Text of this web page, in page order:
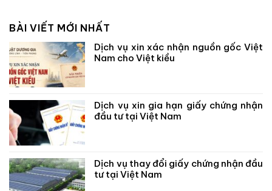
BÀI VIẾT MỚI NHẤT
Dịch vụ xin xác nhận nguồn gốc Việt
Nam cho Việt kiều
Dịch vụ xin gia hạn giấy chứng nhận
đầu tư tại Việt Nam
Dịch vụ thay đổi giấy chứng nhận đầu
tư tại Việt Nam